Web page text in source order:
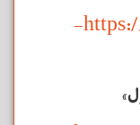
https://fidibo.com/book/136447-